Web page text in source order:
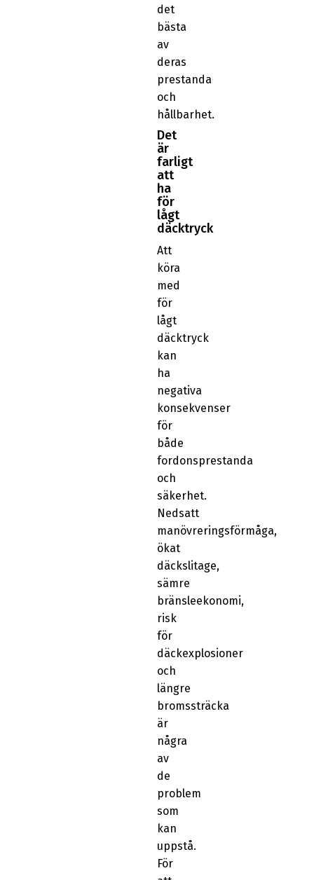
det
bästa
av
deras
prestanda
och
hållbarhet.
Det
är
farligt
att
ha
för
lågt
däcktryck
Att
köra
med
för
lågt
däcktryck
kan
ha
negativa
konsekvenser
för
både
fordonsprestanda
och
säkerhet.
Nedsatt
manövreringsförmåga,
ökat
däckslitage,
sämre
bränsleekonomi,
risk
för
däckexplosioner
och
längre
bromssträcka
är
några
av
de
problem
som
kan
uppstå.
För